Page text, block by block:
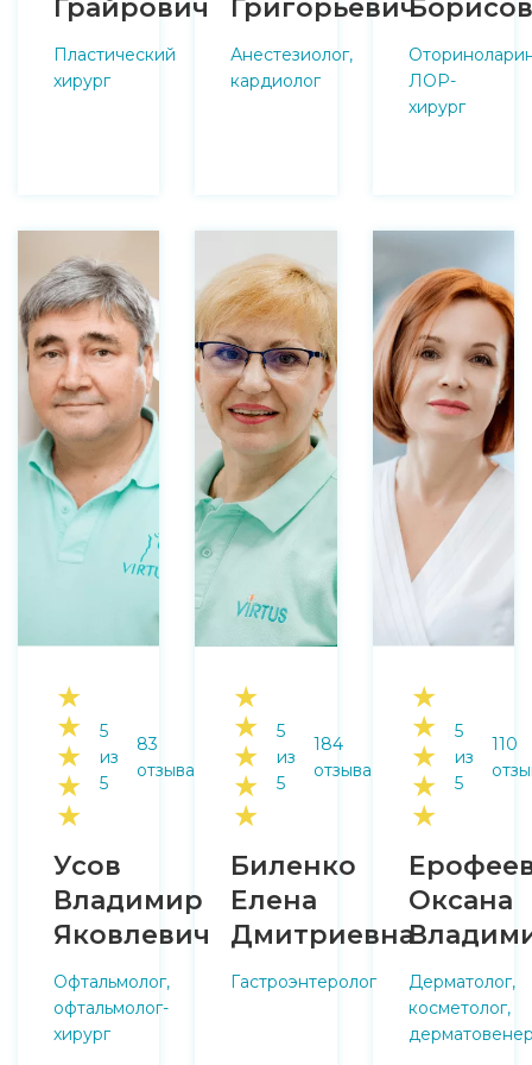
Грайрович
Пластический
хирург
Григорьевич
Анестезиолог,
кардиолог
ЛОР-
хирург
★
★
★
★
★
5
из
5
83
отзыва
Усов
Владимир
Яковлевич
Офтальмолог,
офтальмолог-
хирург
★
★
★
★
★
5
из
5
184
отзыва
Биленко
Елена
Дмитриевна
Гастроэнтеролог
★
★
★
★
★
5
из
5
110
Оксана
Дерматолог,
косметолог,